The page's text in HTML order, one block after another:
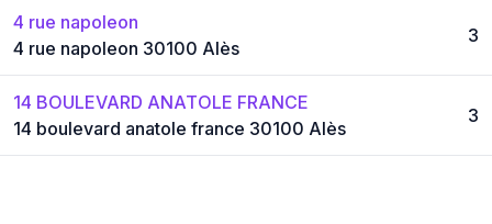
4 rue napoleon
4 rue napoleon 30100 Alès
3
14 BOULEVARD ANATOLE FRANCE
14 boulevard anatole france 30100 Alès
3